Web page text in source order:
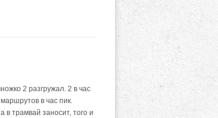
2 разгружал. 2 в час
в час пик.
в трамвай заносит, того и